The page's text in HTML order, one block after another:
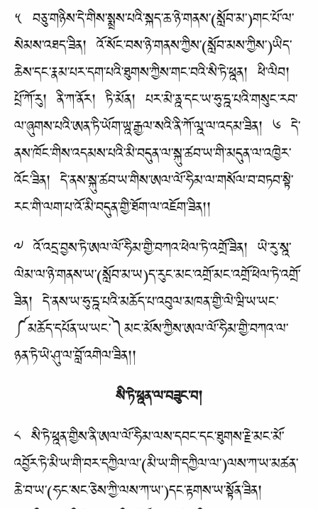
༥ བཅུ་གཉིས་དེ་གིས་སྨྲས་པའི་སྐད་ཆ་ཉེ་གནས་(སློབ་མ་)གང་པོ་ལ་
སེམས་འཐད་ཟིན། འོ་སོང་བས་ཉེ་གནས་ཀྱིས་(སློབ་མས་ཀྱིས་)ཡིད་
ཆེས་དང་རྣམ་པར་དག་པའི་ཐུགས་ཀྱིས་གང་བའི་སི་ཏེ་ཕྰན། ཕི་ལིབ།
པྲོ་ཀོ་རུ། ནི་ཀ་ནོར། ཏི་མོན། པར་མེ་ནྰ་དང་ཡ་ཧུ་དྰ་པའི་གསུང་རབ་
ལ་ཞུགས་པའི་ཨན་ཏི་ཡོག་ཡྰ་རྒྱལ་སའི་ནི་ཀོ་ལྰ་ལ་འདམ་ཟིན། ༦ དེ་
ནས་ཁོང་གིས་འདམས་པའི་མི་བདུན་ལ་སྐུ་ཚབ་ཡ་གི་མདུན་ལ་འཁྱེར་
འོང་ཟིན། དེ་ནས་སྐུ་ཚབ་ཡ་གིས་ཨལ་ལོ་ཧིམ་ལ་གསོལ་བ་བཏབ་སྟེ་
རང་གི་ལག་པ་འོ་མི་བདུན་གྱི་ཐོག་ལ་འཇོག་ཟིན།།
༧ འོ་འདྲ་བྱས་ཏེ་ཨལ་ལོ་ཧིམ་གྱི་བཀའ་ཕེལ་ཏེ་འགྲོ་ཟིན། ཡེ་རུ་སྰ་
ལེམ་ལ་ཉེ་གནས་ཡ་(སློབ་མ་ཡ)ད་རུང་མང་འགྲོ་མང་འགྲོ་ཕེལ་ཏེ་འགྲོ་
ཟིན། དེ་ནས་ཡ་ཧུ་དྰ་པའི་མཆོད་པ་འབུལ་མཁན་གྱི་ལེ་ཝི་ཡ་ཡང་
༼མཆོད་དཔོན་ཡ་ཡང་༽མང་མོས་ཀྱིས་ཨལ་ལོ་ཧིམ་གྱི་བཀའ་ལ་
ཉན་ཏེ་ཡེ་ཤུ་ལ་བློ་འགེལ་ཟིན།།
སི་ཏེ་ཕྰན་ལ་བཟུང་བ།
༨ སི་ཏེ་ཕྰན་གྱིས་ནི་ཨལ་ལོ་ཧིམ་ལས་དབང་དང་ཐུགས་རྗེ་མང་མོ་
འབྱོར་ཏེ་མི་ཡ་གི་བར་དཀྱིལ་ལ་(མི་ཡ་གི་དཀྱིལ་ལ་)ལས་ཀ་ཡ་མཚན་
ཆེ་བ་ཡ་(ཧང་སང་ཅེས་ཀྱི་ལས་ཀ་ཡ་)དང་རྟགས་ཡ་སྟོན་ཟིན།